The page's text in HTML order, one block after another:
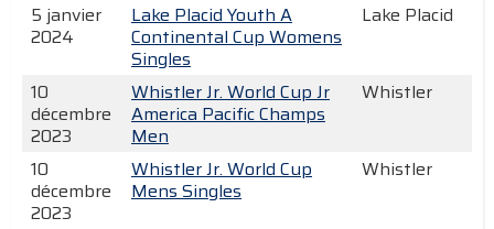
5 janvier
2024
Lake Placid Youth A
Continental Cup Womens
Singles
Lake Placid
10
décembre
2023
Whistler Jr. World Cup Jr
America Pacific Champs
Men
Whistler
10
décembre
2023
Whistler Jr. World Cup
Mens Singles
Whistler